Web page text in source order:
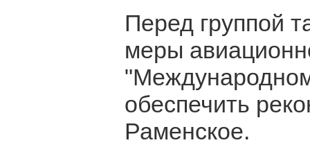
Перед группой
меры
обеспечить
Раменское.